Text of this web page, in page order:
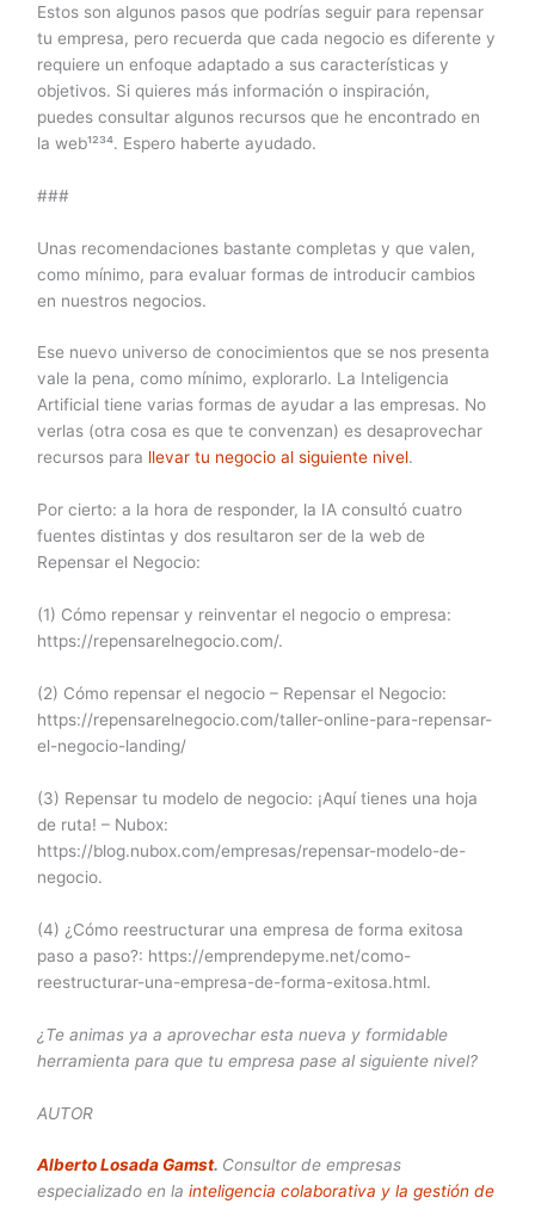
Estos son algunos pasos que podrías seguir para repensar
tu empresa, pero recuerda que cada negocio es diferente y
requiere un enfoque adaptado a sus características y
objetivos. Si quieres más información o inspiración,
puedes consultar algunos recursos que he encontrado en
la web¹²³⁴. Espero haberte ayudado.
###
Unas recomendaciones bastante completas y que valen,
como mínimo, para evaluar formas de introducir cambios
en nuestros negocios.
Ese nuevo universo de conocimientos que se nos presenta
vale la pena, como mínimo, explorarlo. La Inteligencia
Artificial tiene varias formas de ayudar a las empresas. No
verlas (otra cosa es que te convenzan) es desaprovechar
recursos para llevar tu negocio al siguiente nivel.
Por cierto: a la hora de responder, la IA consultó cuatro
fuentes distintas y dos resultaron ser de la web de
Repensar el Negocio:
(1) Cómo repensar y reinventar el negocio o empresa:
https://repensarelnegocio.com/.
(2) Cómo repensar el negocio – Repensar el Negocio:
https://repensarelnegocio.com/taller-online-para-repensar-
el-negocio-landing/
(3) Repensar tu modelo de negocio: ¡Aquí tienes una hoja
de ruta! – Nubox:
https://blog.nubox.com/empresas/repensar-modelo-de-
negocio.
(4) ¿Cómo reestructurar una empresa de forma exitosa
paso a paso?: https://emprendepyme.net/como-
reestructurar-una-empresa-de-forma-exitosa.html.
¿Te animas ya a aprovechar esta nueva y formidable
herramienta para que tu empresa pase al siguiente nivel?
AUTOR
Alberto Losada Gamst. Consultor de empresas
especializado en lainteligencia colaborativa y la gestión de